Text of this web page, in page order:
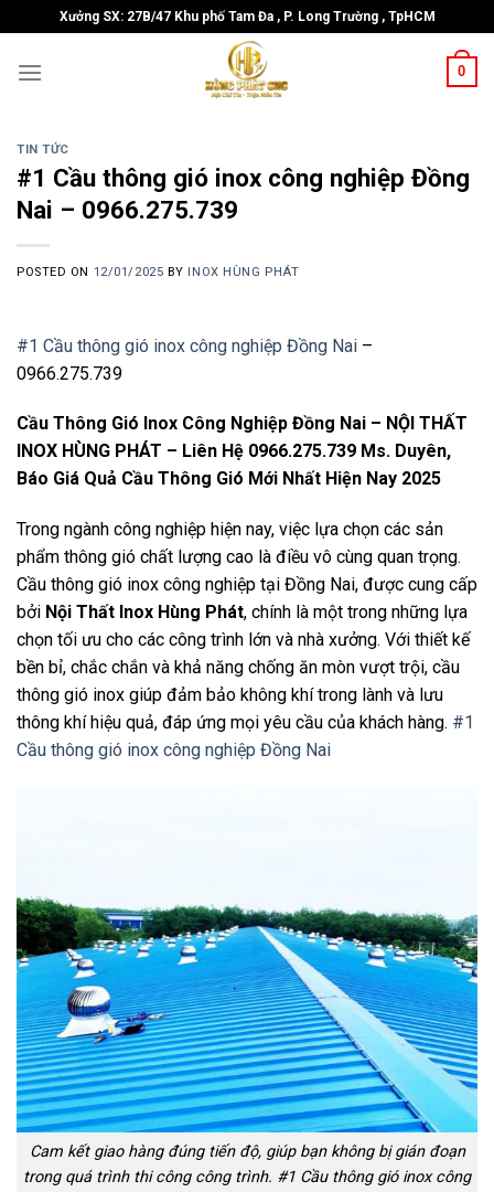
to
content
Xưởng SX: 27B/47 Khu phố Tam Đa , P. Long Trường , TpHCM
0
TIN TỨC
#1 Cầu thông gió inox công nghiệp Đồng
Nai – 0966.275.739
POSTED ON 12/01/2025 BY INOX HÙNG PHÁT
#1 Cầu thông gió inox công nghiệp Đồng Nai –
0966.275.739
Cầu Thông Gió Inox Công Nghiệp Đồng Nai – NỘI THẤT
INOX HÙNG PHÁT – Liên Hệ 0966.275.739 Ms. Duyên,
Báo Giá Quả Cầu Thông Gió Mới Nhất Hiện Nay 2025
Trong ngành công nghiệp hiện nay, việc lựa chọn các sản
phẩm thông gió chất lượng cao là điều vô cùng quan trọng.
Cầu thông gió inox công nghiệp tại Đồng Nai, được cung cấp
bởi Nội Thất Inox Hùng Phát, chính là một trong những lựa
chọn tối ưu cho các công trình lớn và nhà xưởng. Với thiết kế
bền bỉ, chắc chắn và khả năng chống ăn mòn vượt trội, cầu
thông gió inox giúp đảm bảo không khí trong lành và lưu
thông khí hiệu quả, đáp ứng mọi yêu cầu của khách hàng. #1
Cầu thông gió inox công nghiệp Đồng Nai
Cam kết giao hàng đúng tiến độ, giúp bạn không bị gián đoạn
trong quá trình thi công công trình. #1 Cầu thông gió inox công